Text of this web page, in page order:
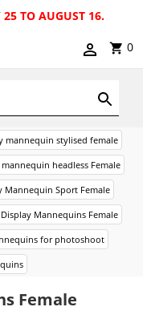
25 TO AUGUST 16.
0
mannequin stylised female
headless Female
Mannequin Sport Female
Mannequins Female
for photoshoot
Female